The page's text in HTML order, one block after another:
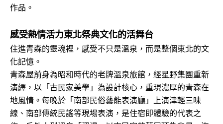
作品。
感受熱情活力東北祭典文化的活舞台
住進青森的靈魂裡，感受不只是溫泉，而是整個東北的文
化記憶。
青森屋前身為昭和時代的老牌溫泉旅館，經星野集團重新
演繹，以「古民家美學」為設計核心，重現濃厚的青森在
地風情。每晚於「南部民俗藝能表演廳」上演津輕三味
線、南部傳統民謠等現場表演，是住宿即體驗的代表之